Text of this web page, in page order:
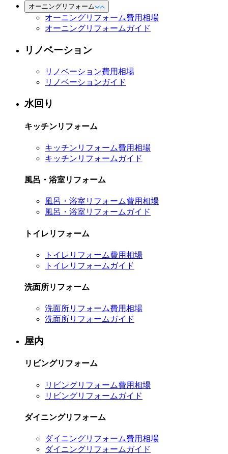
オーニングリフォーム
オーニングリフォーム費用相場
オーニングリフォームガイド
リノベーション
リノベーション費用相場
リノベーションガイド
水回り
キッチンリフォーム
キッチンリフォーム費用相場
キッチンリフォームガイド
風呂・浴室リフォーム
風呂・浴室リフォーム費用相場
風呂・浴室リフォームガイド
トイレリフォーム
トイレリフォーム費用相場
トイレリフォームガイド
洗面所リフォーム
洗面所リフォーム費用相場
洗面所リフォームガイド
屋内
リビングリフォーム
リビングリフォーム費用相場
リビングリフォームガイド
ダイニングリフォーム
ダイニングリフォーム費用相場
ダイニングリフォームガイド